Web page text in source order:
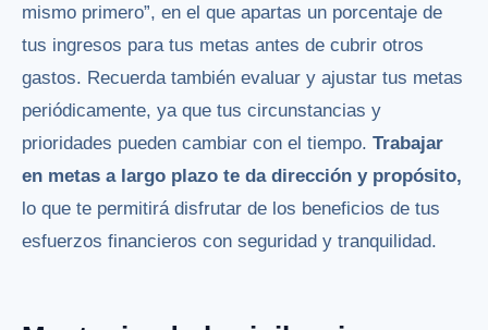
mismo primero”, en el que apartas un porcentaje de
tus ingresos para tus metas antes de cubrir otros
gastos. Recuerda también evaluar y ajustar tus metas
periódicamente, ya que tus circunstancias y
prioridades pueden cambiar con el tiempo. Trabajar
en metas a largo plazo te da dirección y propósito,
lo que te permitirá disfrutar de los beneficios de tus
esfuerzos financieros con seguridad y tranquilidad.